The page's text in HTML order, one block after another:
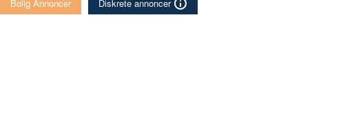
Bolig Annoncer Diskrete annoncer